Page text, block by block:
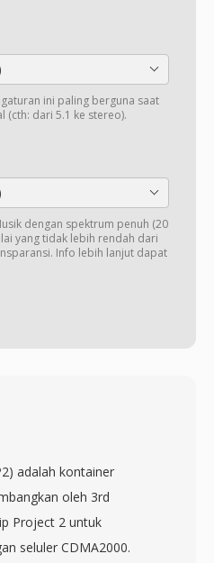
ini paling berguna saat
(cth: dari 5.1 ke stereo).
dengan spektrum penuh (20
yang tidak lebih rendah dari
Info lebih lanjut dapat
adalah kontainer
oleh 3rd
Project 2 untuk
seluler CDMA2000.